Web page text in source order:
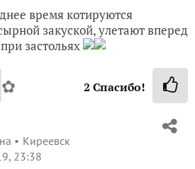
время котируются
закуской, улетают вперед
застольях
✿ 2 Спасибо!
Киреевск
23:38